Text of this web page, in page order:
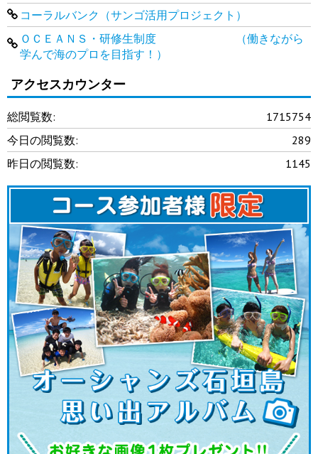
コーラルバンク（サンゴ活用プロジェクト）
ＯＣＥＡＮＳ・研修生制度 （働きながら
学んで海のプロを目指す！）
アクセスカウンター
1715754
総閲覧数:
289
今日の閲覧数:
1145
昨日の閲覧数: